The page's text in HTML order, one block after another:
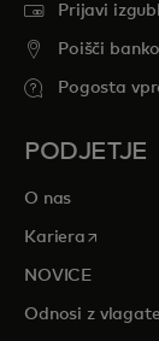
Prijavi
Poišči
Pogosta
PODJETJE
O nas
Kariera opens in
NOVICE
Odnosi z